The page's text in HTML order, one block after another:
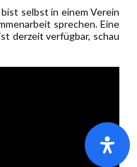
selbst in einem Verein
sprechen. Eine
derzeit verfügbar, schau